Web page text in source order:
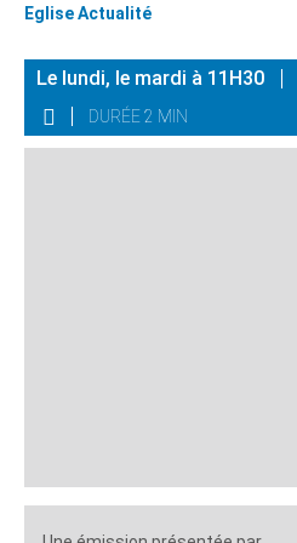
Eglise Actualité
Le lundi, le mardi à 11H30
DURÉE 2 MIN